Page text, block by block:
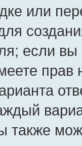
или
если
прав
также